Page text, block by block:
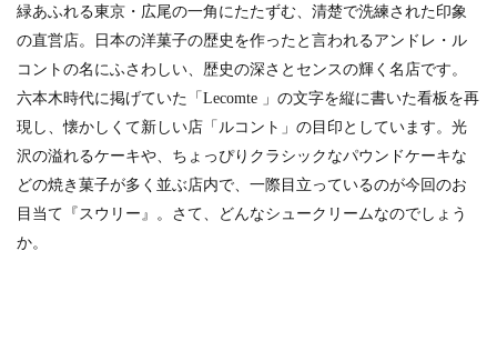
緑あふれる東京・広尾の一角にたたずむ、清楚で洗練された印象
の直営店。日本の洋菓子の歴史を作ったと言われるアンドレ・ル
コントの名にふさわしい、歴史の深さとセンスの輝く名店です。
六本木時代に掲げていた「Lecomte 」の文字を縦に書いた看板を再
現し、懐かしくて新しい店「ルコント」の目印としています。光
沢の溢れるケーキや、ちょっぴりクラシックなパウンドケーキな
どの焼き菓子が多く並ぶ店内で、一際目立っているのが今回のお
目当て『スウリー』。さて、どんなシュークリームなのでしょう
か。